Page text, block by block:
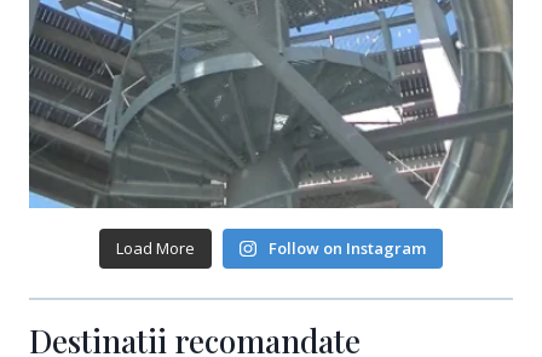
Load More Follow on Instagram
Destinatii recomandate